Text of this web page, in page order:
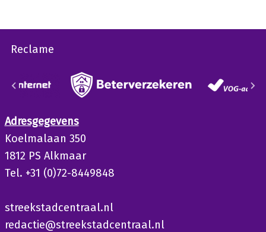
Reclame
Adresgegevens
Koelmalaan 350
1812 PS Alkmaar
Tel. +31 (0)72-8449848
streekstadcentraal.nl
redactie@streekstadcentraal.nl